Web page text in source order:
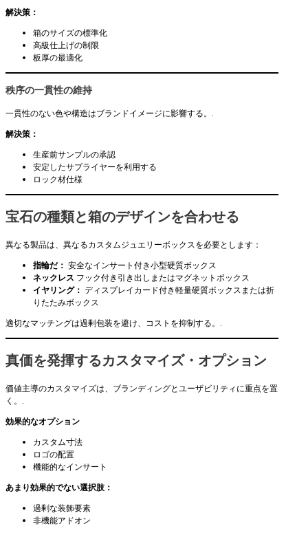
解決策：
箱のサイズの標準化
高級仕上げの制限
板厚の最適化
秩序の一貫性の維持
一貫性のない色や構造はブランドイメージに影響する。.
解決策：
生産前サンプルの承認
安定したサプライヤーを利用する
ロック材仕様
宝石の種類と箱のデザインを合わせる
異なる製品は、異なるカスタムジュエリーボックスを必要とします：
指輪だ： 安全なインサート付き小型硬質ボックス
ネックレス フック付き引き出しまたはマグネットボックス
イヤリング： ディスプレイカード付き軽量硬質ボックスまたは折
りたたみボックス
適切なマッチングは過剰包装を避け、コストを抑制する。.
真価を発揮するカスタマイズ・オプション
価値主導のカスタマイズは、ブランディングとユーザビリティに重点を置
く。.
効果的なオプション
カスタム寸法
ロゴの配置
機能的なインサート
あまり効果的でない選択肢：
過剰な装飾要素
非機能アドオン